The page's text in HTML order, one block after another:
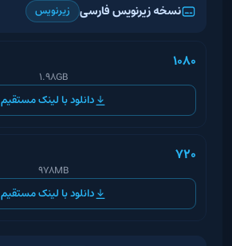
نسخه زیرنویس فارسی زیرنویس
۱۰۸۰
1.98GB
دانلود با لینک مستقیم
۷۲۰
978MB
دانلود با لینک مستقیم